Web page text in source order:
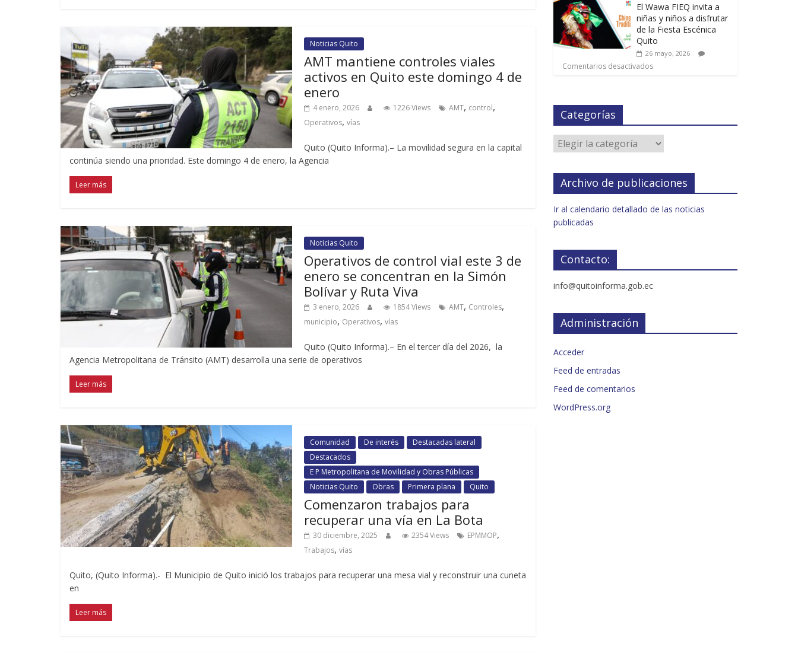
Noticias Quito
AMT mantiene controles viales
activos en Quito este domingo 4 de
enero
4 enero, 2026 1226 Views AMT, control,
Operativos, vías
Quito (Quito Informa).– La movilidad segura en la capital
continúa siendo una prioridad. Este domingo 4 de enero, la Agencia
Leer más
Noticias Quito
Operativos de control vial este 3 de
enero se concentran en la Simón
Bolívar y Ruta Viva
3 enero, 2026 1854 Views AMT, Controles,
municipio, Operativos, vías
Quito (Quito Informa).– En el tercer día del 2026, la
Agencia Metropolitana de Tránsito (AMT) desarrolla una serie de operativos
Leer más
Comunidad De interés
Destacadas lateral
Destacados
E P Metropolitana de Movilidad y Obras Públicas
Noticias Quito
Obras Primera plana Quito
Comenzaron trabajos para
recuperar una vía en La Bota
30 diciembre, 2025 2354 Views EPMMOP,
Trabajos, vías
Quito, (Quito Informa).- El Municipio de Quito inició los trabajos para recuperar una mesa vial y reconstruir una cuneta
en
Leer más
El Wawa FIEQ invita a
niñas y niños a disfrutar
de la Fiesta Escénica
Quito
26 mayo, 2026
Comentarios desactivados
Categorías
Archivo de publicaciones
Ir al calendario detallado de las noticias
publicadas
Contacto:
info@quitoinforma.gob.ec
Administración
Acceder
Feed de entradas
Feed de comentarios
WordPress.org